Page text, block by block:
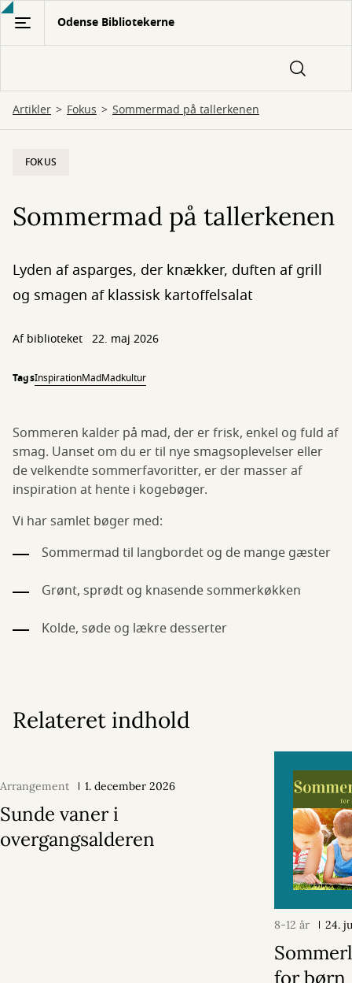
Gå
hovedindhold
Odense Bibliotekerne
Artikler Fokus Sommermad på tallerkenen
FOKUS
Sommermad på tallerkenen
Lyden af asparges, der knækker, duften af grill
og smagen af klassisk kartoffelsalat
Af biblioteket 22. maj 2026
TagsInspirationMadMadkultur
Sommeren kalder på mad, der er frisk, enkel og fuld af
smag. Uanset om du er til nye smagsoplevelser eller
de velkendte sommerfavoritter, er der masser af
inspiration at hente i kogebøger.
Vi har samlet bøger med:
Sommermad til langbordet og de mange gæster
Grønt, sprødt og knasende sommerkøkken
Kolde, søde og lækre desserter
Relateret indhold
Arrangement 1. december 2026
Sunde vaner i
overgangsalderen
8-12 år 24.
for børn